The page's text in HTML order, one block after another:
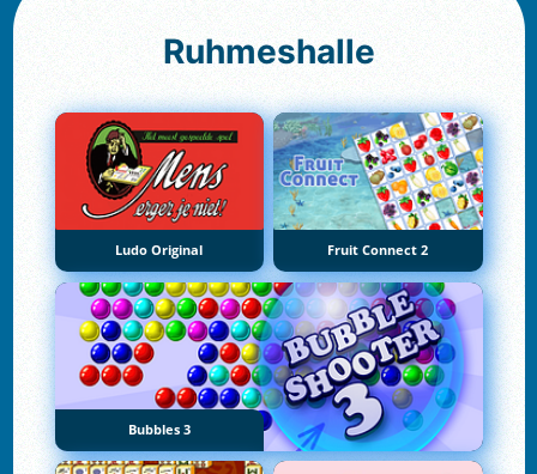
Ruhmeshalle
Ludo Original Fruit Connect 2
Bubbles 3